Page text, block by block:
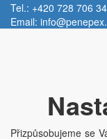
Tel.: +420 728 706
Email:
Trávník 2076, 686
Přizpůsobujeme se